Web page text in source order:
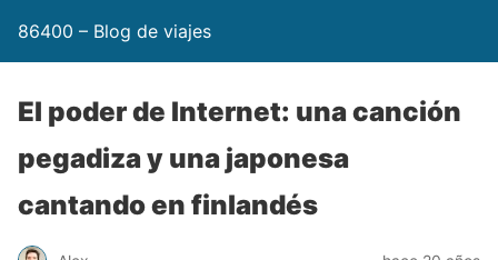
86400 – Blog de viajes
El poder de Internet: una canción
pegadiza y una japonesa
cantando en finlandés